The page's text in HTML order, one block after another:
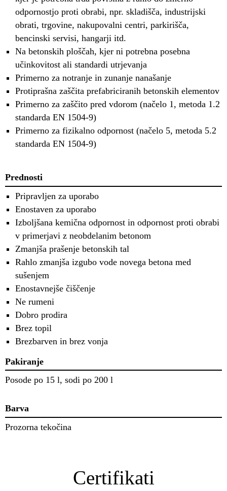
odpornostjo proti obrabi, npr. skladišča, industrijski
obrati, trgovine, nakupovalni centri, parkirišča,
bencinski servisi, hangarji itd.
Na betonskih ploščah, kjer ni potrebna posebna
učinkovitost ali standardi utrjevanja
Primerno za notranje in zunanje nanašanje
Protiprašna zaščita prefabriciranih betonskih elementov
Primerno za zaščito pred vdorom (načelo 1, metoda 1.2
standarda EN 1504-9)
Primerno za fizikalno odpornost (načelo 5, metoda 5.2
standarda EN 1504-9)
Prednosti
Pripravljen za uporabo
Enostaven za uporabo
Izboljšana kemična odpornost in odpornost proti obrabi
v primerjavi z neobdelanim betonom
Zmanjša prašenje betonskih tal
Rahlo zmanjša izgubo vode novega betona med
sušenjem
Enostavnejše čiščenje
Ne rumeni
Dobro prodira
Brez topil
Brezbarven in brez vonja
Pakiranje
Posode po 15 l, sodi po 200 l
Barva
Prozorna tekočina
Certifikati